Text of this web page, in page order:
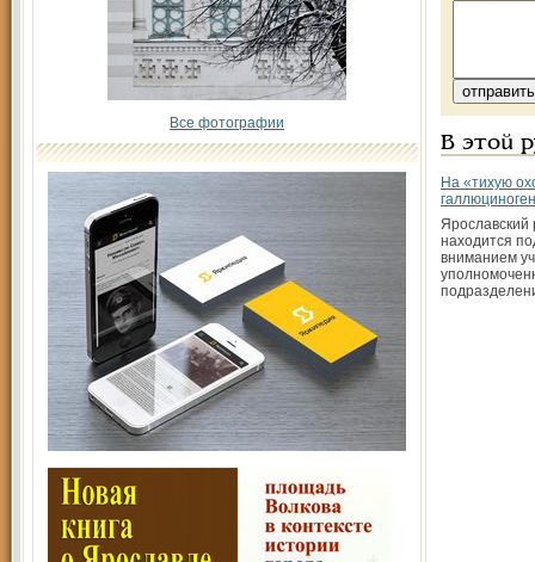
Все фотографии
В этой
На «тихую
Ярославский
находится
вниманием